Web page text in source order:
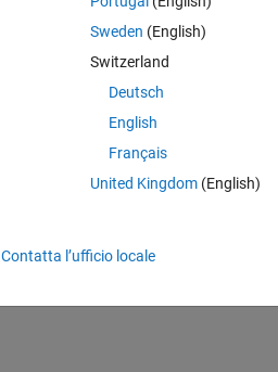
Sweden (English)
Switzerland
Deutsch
English
Français
United Kingdom(English)
Contatta l’ufficio locale